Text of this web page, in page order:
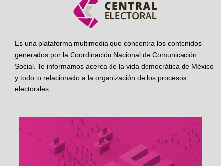
Es una plataforma multimedia que concentra los contenidos
generados por la Coordinación Nacional de Comunicación
Social. Te informamos acerca de la vida democrática de México
y todo lo relacionado a la organización de los procesos
electorales